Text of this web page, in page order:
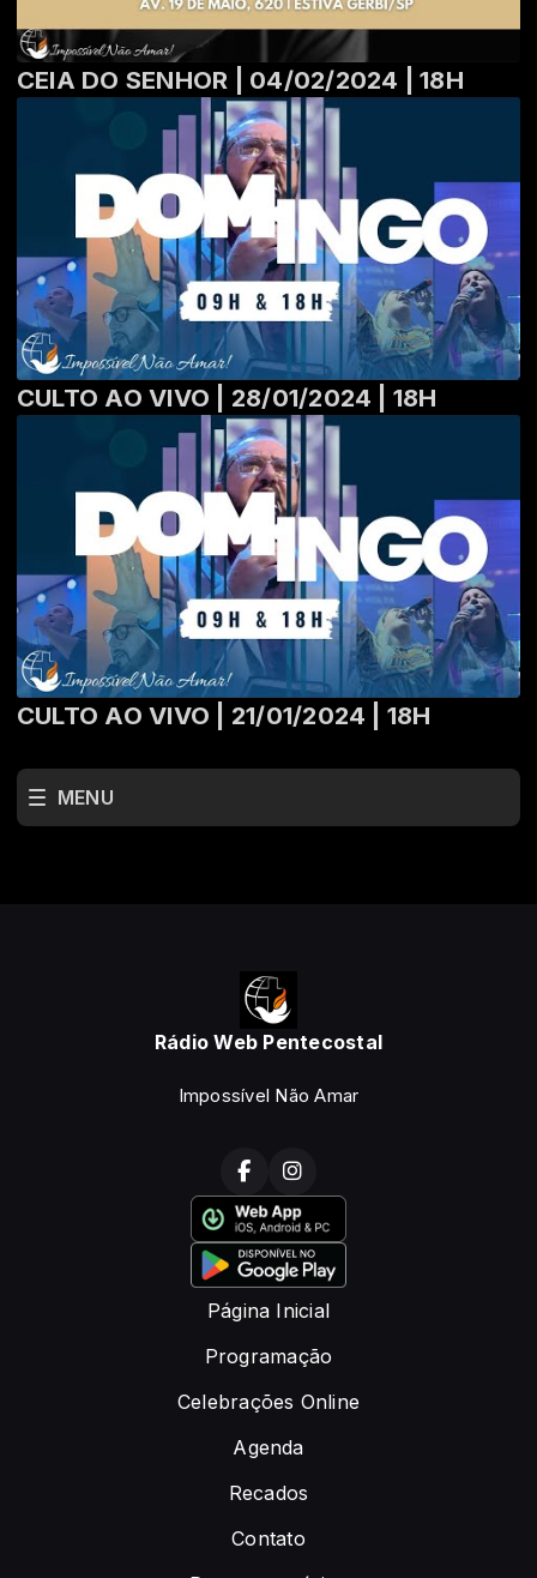
CEIA DO SENHOR | 04/02/2024 | 18H
CULTO AO VIVO | 28/01/2024 | 18H
CULTO AO VIVO | 21/01/2024 | 18H
MENU
Rádio Web Pentecostal
Impossível Não Amar
Página Inicial
Programação
Celebrações Online
Agenda
Recados
Contato